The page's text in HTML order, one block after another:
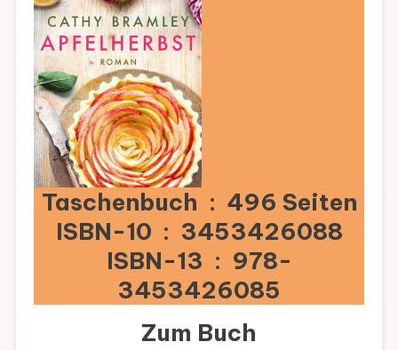
Taschenbuch ‏ : ‎ 496 Seiten
ISBN-10 ‏ : ‎ 3453426088
ISBN-13 ‏ : ‎ 978-
3453426085
Zum Buch